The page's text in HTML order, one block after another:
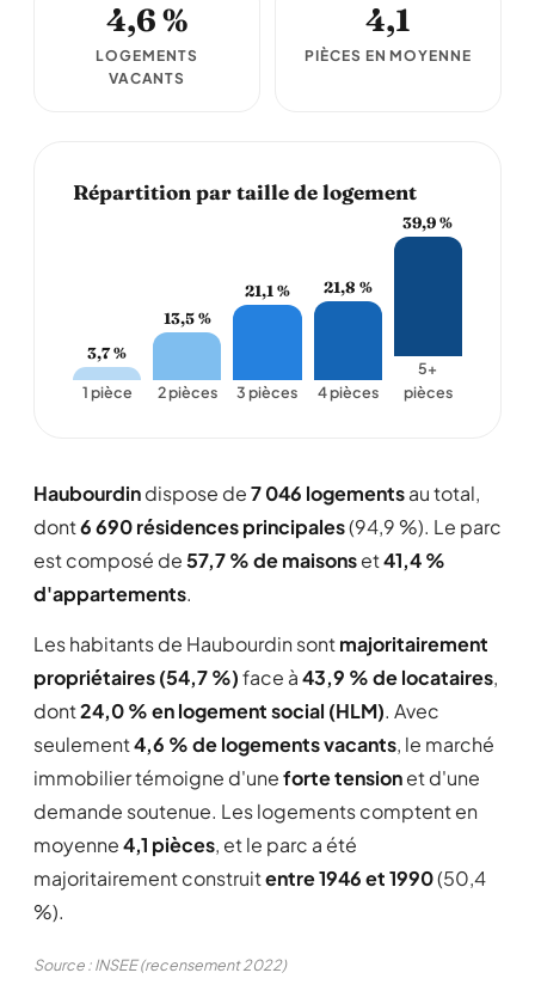
4,6 %
LOGEMENTS
VACANTS
4,1
PIÈCES EN MOYENNE
Répartition par taille de logement
3,7 %
1 pièce
13,5 %
2 pièces
21,1 %
3 pièces
21,8 %
4 pièces
39,9 %
5+
pièces
Haubourdindispose de7 046 logementsau total,
dont6 690 résidences principales(94,9 %). Le parc
est composé de57,7 % de maisonset41,4 %
d'appartements.
Les habitants de Haubourdin sontmajoritairement
propriétaires (54,7 %)face à43,9 % de locataires,
dont24,0 % en logement social (HLM). Avec
seulement4,6 % de logements vacants, le marché
immobilier témoigne d'uneforte tensionet d'une
demande soutenue. Les logements comptent en
moyenne4,1 pièces, et le parc a été
majoritairement construitentre 1946 et 1990(50,4
%).
Source : INSEE (recensement 2022)